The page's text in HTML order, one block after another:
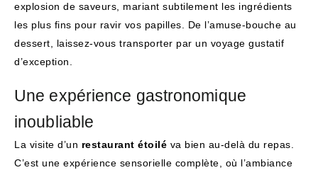
explosion de saveurs, mariant subtilement les ingrédients
les plus fins pour ravir vos papilles. De l’amuse-bouche au
dessert, laissez-vous transporter par un voyage gustatif
d’exception.
Une expérience gastronomique
inoubliable
La visite d’un restaurant étoilé va bien au-delà du repas.
C’est une expérience sensorielle complète, où l’ambiance